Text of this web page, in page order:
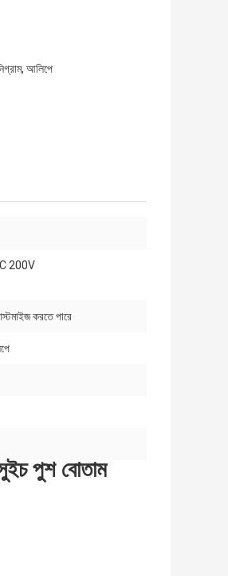
আলিপে
200V
করতে পারে
পুশ বোতাম